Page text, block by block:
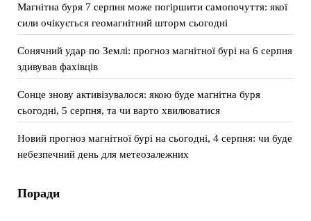
Магнітна буря 7 серпня може погіршити самопочуття: якої
сили очікується геомагнітний шторм сьогодні
Сонячний удар по Землі: прогноз магнітної бурі на 6 серпня
здивував фахівців
Сонце знову активізувалося: якою буде магнітна буря
сьогодні, 5 серпня, та чи варто хвилюватися
Новий прогноз магнітної бурі на сьогодні, 4 серпня: чи буде
небезпечний день для метеозалежних
Поради